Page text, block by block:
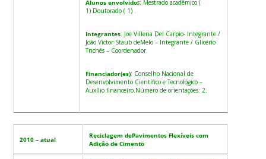
Alunos envolvidos: Mestrado acadêmico (
1) Doutorado ( 1) .
Integrantes: Joe Villena Del Carpio- Integrante /
João Victor Staub deMelo – Integrante / Glicério
Trichês – Coordenador.
Financiador(es): Conselho Nacional de
Desenvolvimento Científico e Tecnológico –
Auxílio financeiro.Número de orientações: 2.
2010 – atual
Reciclagem dePavimentos Flexíveis com
Adição de Cimento